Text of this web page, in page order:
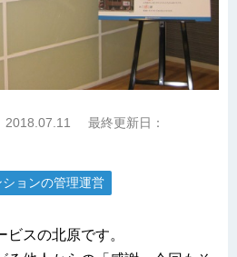
2018.07.11
最終更新日：
ョンの管理運営
スの北原です。